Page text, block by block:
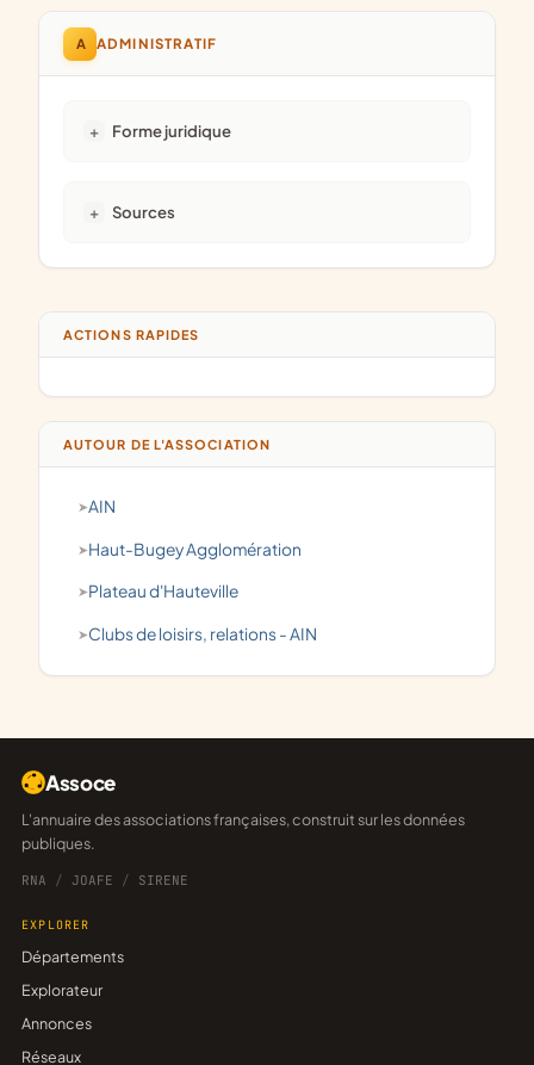
A ADMINISTRATIF
Forme juridique
Sources
ACTIONS RAPIDES
AUTOUR DE L'ASSOCIATION
AIN
Haut-Bugey Agglomération
Plateau d'Hauteville
clubs de loisirs, relations - AIN
Assoce
L'annuaire des associations françaises, construit sur les données
publiques.
RNA / JOAFE / SIRENE
EXPLORER
Départements
Explorateur
Annonces
Réseaux